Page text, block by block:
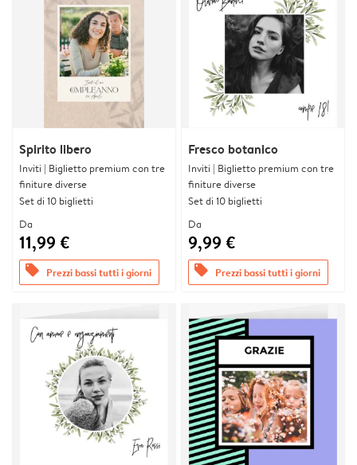
Spirito libero
Inviti | Biglietto premium con tre
finiture diverse
Set di 10 biglietti
Da
11,99 €
offers Prezzi bassi tutti i giorni
Fresco botanico
Inviti | Biglietto premium con tre
finiture diverse
Set di 10 biglietti
Da
9,99 €
offers Prezzi bassi tutti i giorni